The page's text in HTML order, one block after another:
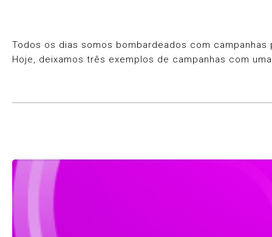
Todos os dias somos bombardeados com
Hoje, deixamos três exemplos de campanhas com